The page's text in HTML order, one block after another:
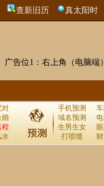
查新旧历 真太阳时
广告位1：右上角（电脑端）
对
婚
程
水
手机预测
域名预测
生男生女
打喷嚏